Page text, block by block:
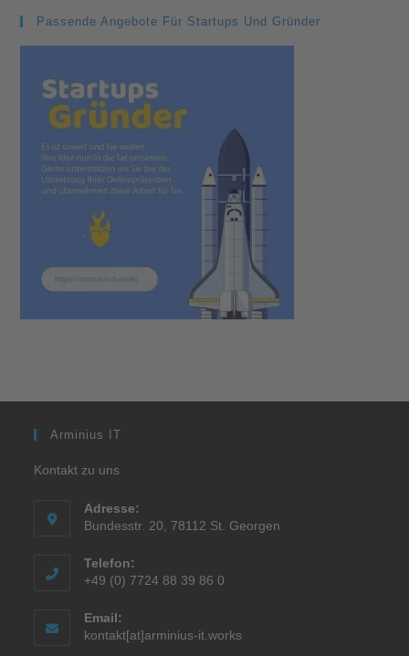
Passende Angebote Für Startups Und Gründer
Arminius IT
Kontakt zu uns
Adresse:
Bundesstr. 20, 78112 St. Georgen
Telefon:
+49 (0) 7724 88 39 86 0
Email:
kontakt[at]arminius-it.works